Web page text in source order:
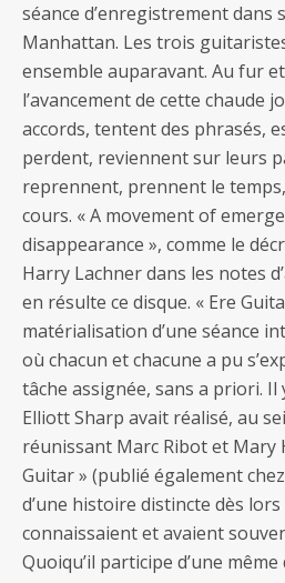
séance d’enregistrement
Manhattan. Les trois
ensemble auparavant. Au fur
l’avancement de cette chaude
accords, tentent des phrasés,
perdent, reviennent sur leurs
reprennent, prennent le
cours. « A movement of
disappearance », comme le
Harry Lachner dans les notes
en résulte ce disque. « Ere
matérialisation d’une séance
où chacun et chacune a pu
tâche assignée, sans a priori. Il
Elliott Sharp avait réalisé, au
réunissant Marc Ribot et Mary
Guitar » (publié également
d’une histoire distincte dès
connaissaient et avaient
Quoiqu’il participe d’une